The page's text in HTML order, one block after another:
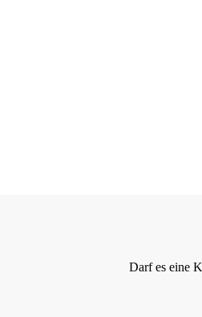
Darf es eine